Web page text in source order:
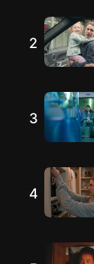
2
3
4